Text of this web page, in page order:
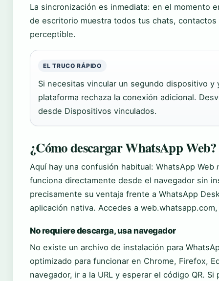
La sincronización es inmediata: en el momento
de escritorio muestra todos tus chats, contactos
perceptible.
EL TRUCO RÁPIDO
Si necesitas vincular un segundo dispositivo
plataforma rechaza la conexión adicional.
desde Dispositivos vinculados.
¿Cómo descargar WhatsApp Web?
Aquí hay una confusión habitual: WhatsApp Web
funciona directamente desde el navegador sin
precisamente su ventaja frente a WhatsApp
aplicación nativa. Accedes a
No requiere descarga, usa navegador
No existe un archivo de instalación para
optimizado para funcionar en Chrome, Firefox,
navegador, ir a la URL y esperar el código QR.